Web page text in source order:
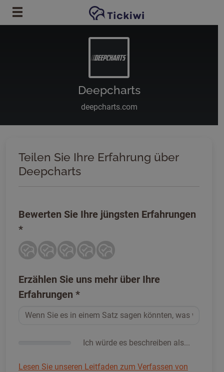
Zum Hauptinhalt springen
Deepcharts
deepcharts.com
Teilen Sie Ihre Erfahrung über
Deepcharts
Bewerten Sie Ihre jüngsten Erfahrungen
*
Erzählen Sie uns mehr über Ihre
Erfahrungen *
Ich würde es beschreiben als...
Lesen Sie unseren Leitfaden zum Verfassen von